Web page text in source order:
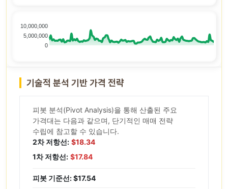
10,000,000
5,000,000
0
기술적 분석 기반 가격 전략
피봇 분석(Pivot Analysis)을 통해 산출된 주요
가격대는 다음과 같으며, 단기적인 매매 전략
수립에 참고할 수 있습니다.
2차 저항선: $18.34
1차 저항선: $17.84
피봇 기준선: $17.54